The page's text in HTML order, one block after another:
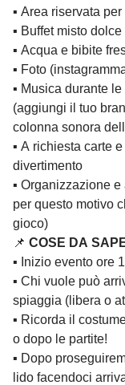
▪️ Area riservata
▪️ Buffet misto
▪️ Acqua e bibite
▪️ Foto
▪️ Musica durante
(aggiungi il tuo
colonna sonora
▪️ A richiesta carte
divertimento
▪️ Organizzazione
per questo motivo
gioco)
📌 COSE DA
▪️ Inizio evento ore
▪️ Chi vuole può
spiaggia (libera o
▪️ Ricorda il
o dopo le partite!
▪️ Dopo
lido facendoci